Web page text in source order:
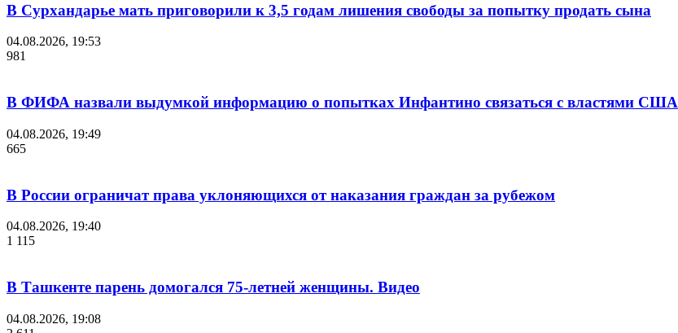
В Сурхандарье мать приговорили к 3,5 годам лишения свободы за попытку продать сына
04.08.2026, 19:53
981
В ФИФА назвали выдумкой информацию о попытках Инфантино связаться с властями США
04.08.2026, 19:49
665
В России ограничат права уклоняющихся от наказания граждан за рубежом
04.08.2026, 19:40
1 115
В Ташкенте парень домогался 75-летней женщины. Видео
04.08.2026, 19:08